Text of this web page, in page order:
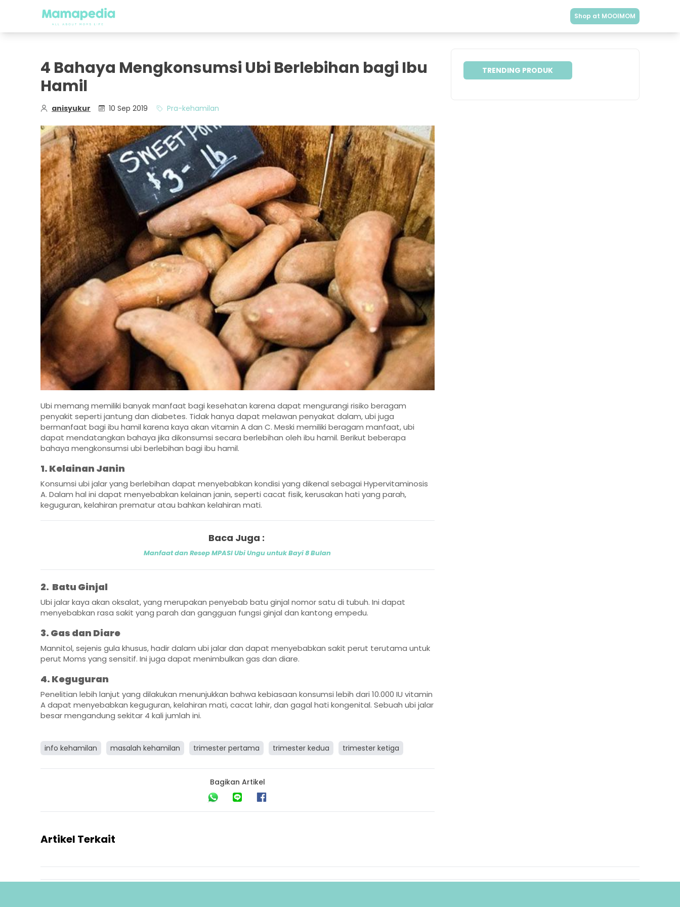
Shop at MOOIMOM
4 Bahaya Mengkonsumsi Ubi Berlebihan bagi Ibu
Hamil
anisyukur 10 Sep 2019 Pra-kehamilan
Ubi memang memiliki banyak manfaat bagi kesehatan karena dapat mengurangi risiko beragam
penyakit seperti jantung dan diabetes. Tidak hanya dapat melawan penyakat dalam, ubi juga
bermanfaat bagi ibu hamil karena kaya akan vitamin A dan C. Meski memiliki beragam manfaat, ubi
dapat mendatangkan bahaya jika dikonsumsi secara berlebihan oleh ibu hamil. Berikut beberapa
bahaya mengkonsumsi ubi berlebihan bagi ibu hamil.
1. Kelainan Janin
Konsumsi ubi jalar yang berlebihan dapat menyebabkan kondisi yang dikenal sebagai Hypervitaminosis
A. Dalam hal ini dapat menyebabkan kelainan janin, seperti cacat fisik, kerusakan hati yang parah,
keguguran, kelahiran prematur atau bahkan kelahiran mati.
Baca Juga :
Manfaat dan Resep MPASI Ubi Ungu untuk Bayi 8 Bulan
2. Batu Ginjal
Ubi jalar kaya akan oksalat, yang merupakan penyebab batu ginjal nomor satu di tubuh. Ini dapat
menyebabkan rasa sakit yang parah dan gangguan fungsi ginjal dan kantong empedu.
3. Gas dan Diare
Mannitol, sejenis gula khusus, hadir dalam ubi jalar dan dapat menyebabkan sakit perut terutama untuk
perut Moms yang sensitif. Ini juga dapat menimbulkan gas dan diare.
4. Keguguran
Penelitian lebih lanjut yang dilakukan menunjukkan bahwa kebiasaan konsumsi lebih dari 10.000 IU vitamin
A dapat menyebabkan keguguran, kelahiran mati, cacat lahir, dan gagal hati kongenital. Sebuah ubi jalar
besar mengandung sekitar 4 kali jumlah ini.
info kehamilan masalah kehamilan trimester pertama trimester kedua trimester ketiga
Bagikan Artikel
TRENDING PRODUK
Artikel Terkait